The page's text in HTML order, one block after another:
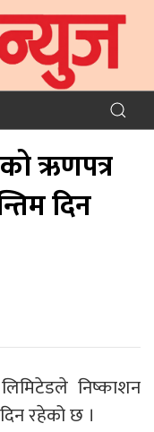
ऋणपत्र
दिन
निष्काशन
रहेको छ ।